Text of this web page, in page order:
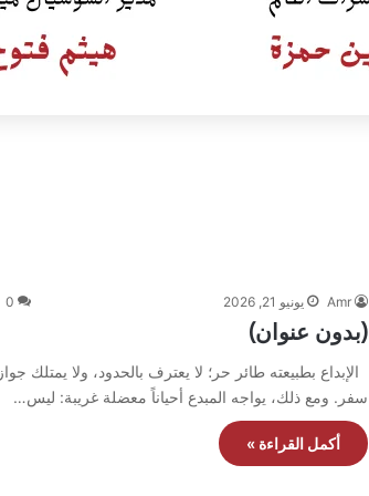
Amr يونيو 21, 2026 0
(بدون عنوان)
الإبداع بطبيعته طائر حر؛ لا يعترف بالحدود، ولا يمتلك جواز
سفر. ومع ذلك، يواجه المبدع أحياناً معضلة غريبة: ليس…
أكمل القراءة »